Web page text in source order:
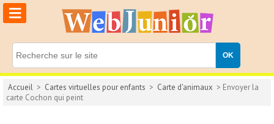
≡
Accueil > Cartes virtuelles pour enfants > Carte d'animaux > Envoyer la
carte Cochon qui peint